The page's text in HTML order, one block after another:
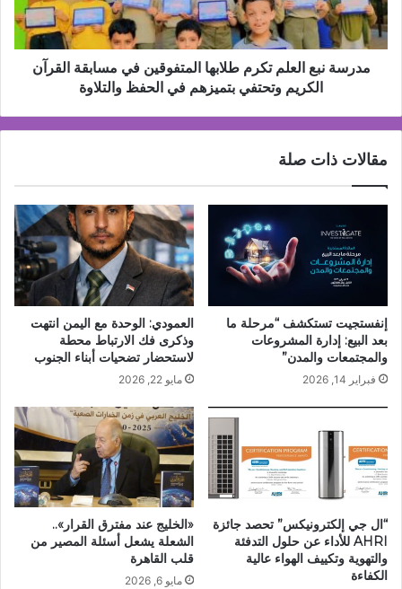
في
مسابقة
القرآن
الكريم
والتلاوة
مدرسة نبع العلم تكرم طلابها المتفوقين في مسابقة القرآن
الكريم وتحتفي بتميزهم في الحفظ والتلاوة
مقالات ذات صلة
إنفستجيت تستكشف “مرحلة ما
بعد البيع: إدارة المشروعات
والمجتمعات والمدن”
فبراير 14, 2026
العمودي: الوحدة مع اليمن انتهت
وذكرى فك الارتباط محطة
لاستحضار تضحيات أبناء الجنوب
مايو 22, 2026
“ال جي إلكترونيكس” تحصد جائزة
AHRI للأداء عن حلول التدفئة
والتهوية وتكييف الهواء عالية
الكفاءة
«الخليج عند مفترق القرار»..
الشعلة يشعل أسئلة المصير من
قلب القاهرة
مايو 6, 2026